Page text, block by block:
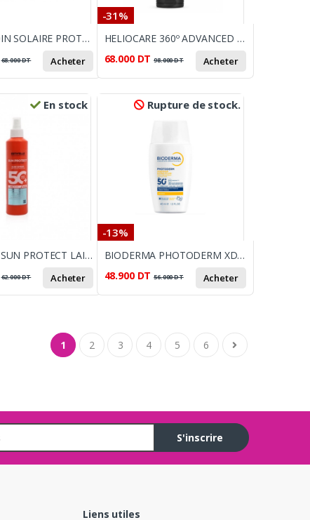
LIRENE SOIN SOLAIRE PROTECTEUR SPF50+ 175 ML
68.000DT Acheter
-31%
HELIOCARE 360º ADVANCED GEL SPF50 POUR TOUTE LA FAMILLE 250 ML
68.000 DT 98.000DT Acheter
En stock
ESTHELLE SUN PROTECT LAIT SPRAY MULTI FILTRES SPF50+ 250ML
62.000DT Acheter
Rupture de stock.
-13%
BIODERMA PHOTODERM XDEFENSE ULTRA FLUID INVISIBLE SPF50
48.900 DT 56.000DT Acheter
1 2 3 4 5 6
S'inscrire
Liens utiles